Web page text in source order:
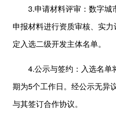
3.申请材料评审：数字城
申报材料进行资质审核、实
定入选二级开发主体名单。
4.公示与签约：入选名单
期为5个工作日。经公示无异
与其签订合作协议。